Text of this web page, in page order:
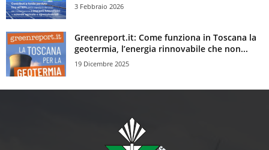
3 Febbraio 2026
Greenreport.it: Come funziona in Toscana la
geotermia, l’energia rinnovabile che non...
19 Dicembre 2025